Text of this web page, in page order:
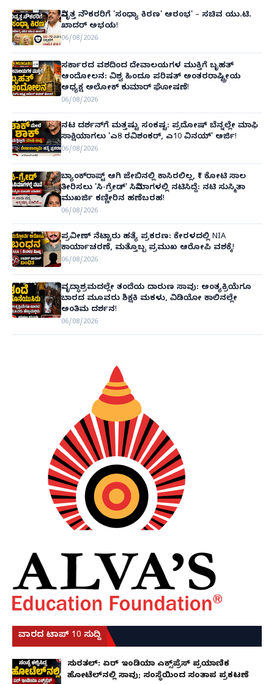
ನಿವೃತ್ತ ನೌಕರರಿಗೆ 'ಸಂಧ್ಯಾ ಕಿರಣ' ಆರಂಭ' – ಸಚಿವ ಯು.ಟಿ.
ಖಾದರ್ ಅಭಯ!
06/08/2026
ಸರ್ಕಾರದ ವಶದಿಂದ ದೇವಾಲಯಗಳ ಮುಕ್ತಿಗೆ ಬೃಹತ್
ಆಂದೋಲನ: ವಿಶ್ವ ಹಿಂದೂ ಪರಿಷತ್ ಅಂತರರಾಷ್ಟ್ರೀಯ
ಅಧ್ಯಕ್ಷ ಅಲೋಕ್ ಕುಮಾರ್ ಘೋಷಣೆ!
06/08/2026
ನಟ ದರ್ಶನ್‌ಗೆ ಮತ್ತಷ್ಟು ಸಂಕಷ್ಟ: ಪ್ರದೋಷ್ ಬೆನ್ನಲ್ಲೇ ಮಾಫಿ
ಸಾಕ್ಷಿಯಾಗಲು 'ಎ8 ರವಿಶಂಕರ್, ಎ10 ವಿನಯ್' ಅರ್ಜಿ!
06/08/2026
ಬ್ಯಾಂಕ್‌ರಾಪ್ಟ್‌ ಆಗಿ ಜೇಬಿನಲ್ಲಿ ಕಾಸಿರಲಿಲ್ಲ, ₹1 ಕೋಟಿ ಸಾಲ
ತೀರಿಸಲು 'ಸಿ-ಗ್ರೇಡ್' ಸಿನಿಮಾಗಳಲ್ಲಿ ನಟಿಸಿದ್ದೆ: ನಟಿ ಸುಸ್ಮಿತಾ
ಮುಖರ್ಜಿ ಕಣ್ಣೀರಿನ ಹಣೆಬರಹ!
06/08/2026
ಪ್ರವೀಣ್ ನೆಟ್ಟಾರು ಹತ್ಯೆ ಪ್ರಕರಣ: ಕೇರಳದಲ್ಲಿ NIA
ಕಾರ್ಯಾಚರಣೆ, ಮತ್ತೊಬ್ಬ ಪ್ರಮುಖ ಆರೋಪಿ ವಶಕ್ಕೆ!
06/08/2026
ವೃದ್ಧಾಶ್ರಮದಲ್ಲೇ ತಂದೆಯ ದಾರುಣ ಸಾವು: ಅಂತ್ಯಕ್ರಿಯೆಗೂ
ಬಾರದ ಮೂವರು ಶಿಕ್ಷಕಿ ಮಕಳು, ವಿಡಿಯೋ ಕಾಲಿನಲ್ಲೇ
ಅಂತಿಮ ದರ್ಶನ!
06/08/2026
ವಾರದ ಟಾಪ್ 10 ಸುದ್ದಿ
ಸುರತ್ಕಲ್: ಏರ್ ಇಂಡಿಯಾ ಎಕ್ಸ್‌ಪ್ರೆಸ್ ಪ್ರಯಾಣಿಕ
ಹೋಟೆಲ್‌ನಲ್ಲಿ ಸಾವು; ಸಂಸ್ಥೆಯಿಂದ ಸಂತಾಪ ಪ್ರಕಟಣೆ